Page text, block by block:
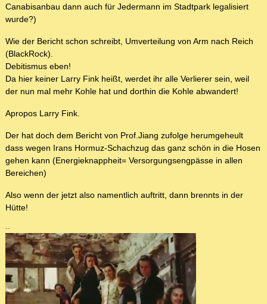
Canabisanbau dann auch für Jedermann im Stadtpark legalisiert
wurde?)
Wie der Bericht schon schreibt, Umverteilung von Arm nach Reich
(BlackRock).
Debitismus eben!
Da hier keiner Larry Fink heißt, werdet ihr alle Verlierer sein, weil
der nun mal mehr Kohle hat und dorthin die Kohle abwandert!
Apropos Larry Fink.
Der hat doch dem Bericht von Prof.Jiang zufolge herumgeheult
dass wegen Irans Hormuz-Schachzug das ganz schön in die Hosen
gehen kann (Energieknappheit= Versorgungsengpässe in allen
Bereichen)
Also wenn der jetzt also namentlich auftritt, dann brennts in der
Hütte!
--